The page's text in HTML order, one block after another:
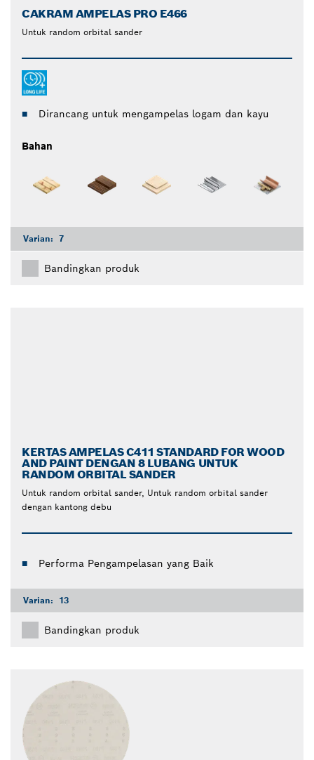
CAKRAM AMPELAS PRO E466
Untuk random orbital sander
Dirancang untuk mengampelas logam dan kayu
Bahan
Varian: 7
Bandingkan produk
KERTAS AMPELAS C411 STANDARD FOR WOOD
AND PAINT DENGAN 8 LUBANG UNTUK
RANDOM ORBITAL SANDER
Untuk random orbital sander, Untuk random orbital sander
dengan kantong debu
Performa Pengampelasan yang Baik
Varian: 13
Bandingkan produk